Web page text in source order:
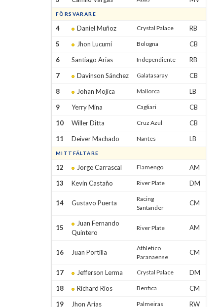
FÖRSVARARE
4 Daniel Muñoz Crystal Palace
RB
5
Jhon Lucumí Bologna
CB
6
Santiago Arias Independiente
RB
7
Davinson Sánchez Galatasaray
CB
8
Johan Mojica Mallorca
LB
9
Yerry Mina Cagliari
CB
10
Willer Ditta Cruz Azul
CB
11
Deiver Machado Nantes LB
MITTFÄLTARE
12 Jorge Carrascal Flamengo
AM
13
Kevin Castaño River Plate DM
14 Gustavo Puerta
Racing
Santander
CM
15
Juan Fernando
Quintero
River Plate AM
16 Juan Portilla
Athletico
Paranaense
CM
17 Jefferson Lerma Crystal Palace
DM
18
Richard Ríos Benfica
CM
19
Jhon Arias Palmeiras RW